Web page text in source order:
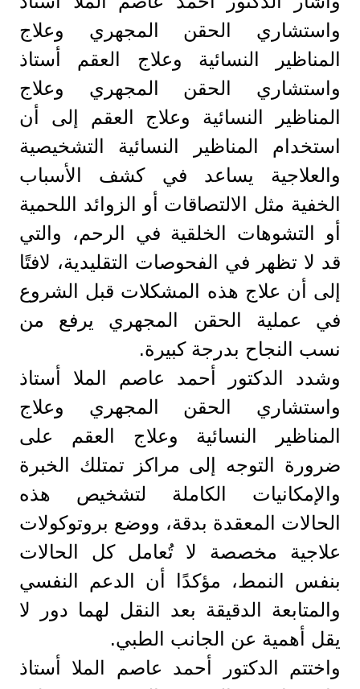
واستشاري الحقن المجهري وعلاج
المناظير النسائية وعلاج العقم أستاذ
واستشاري الحقن المجهري وعلاج
المناظير النسائية وعلاج العقم إلى أن
استخدام المناظير النسائية التشخيصية
والعلاجية يساعد في كشف الأسباب
الخفية مثل الالتصاقات أو الزوائد اللحمية
أو التشوهات الخلقية في الرحم، والتي
قد لا تظهر في الفحوصات التقليدية، لافتًا
إلى أن علاج هذه المشكلات قبل الشروع
في عملية الحقن المجهري يرفع من
نسب النجاح بدرجة كبيرة.
وشدد الدكتور أحمد عاصم الملا أستاذ
واستشاري الحقن المجهري وعلاج
المناظير النسائية وعلاج العقم على
ضرورة التوجه إلى مراكز تمتلك الخبرة
والإمكانيات الكاملة لتشخيص هذه
الحالات المعقدة بدقة، ووضع بروتوكولات
علاجية مخصصة لا تُعامل كل الحالات
بنفس النمط، مؤكدًا أن الدعم النفسي
والمتابعة الدقيقة بعد النقل لهما دور لا
يقل أهمية عن الجانب الطبي.
واختتم الدكتور أحمد عاصم الملا أستاذ